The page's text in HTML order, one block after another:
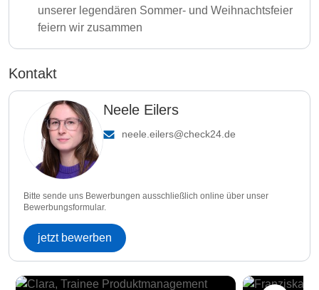
unserer legendären Sommer- und Weihnachtsfeier
feiern wir zusammen
Kontakt
Neele Eilers
neele.eilers@check24.de
Bitte sende uns Bewerbungen ausschließlich online über unser
Bewerbungsformular.
jetzt bewerben